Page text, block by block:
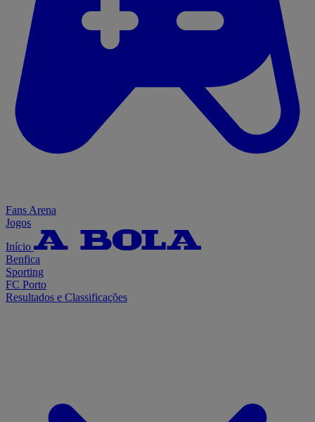
Fans Arena
Jogos
Início
Benfica
Sporting
FC Porto
Resultados e Classificações